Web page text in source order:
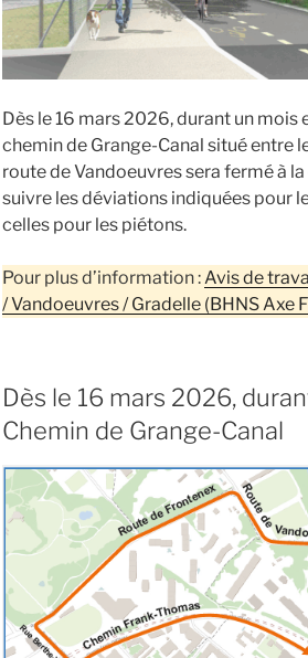
Dès le 16 mars 2026, durant un mois
chemin de Grange-Canal situé entre
route de Vandoeuvres sera fermé à
suivre les déviations indiquées pour
celles pour les piétons.
Pour plus d’information : Avis de
/ Vandoeuvres / Gradelle (BHNS Axe
Dès le 16 mars 2026,
Chemin de Grange-Canal